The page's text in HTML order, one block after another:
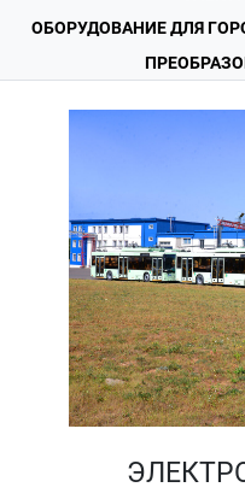
ОБОРУДОВАНИЕ ДЛЯ